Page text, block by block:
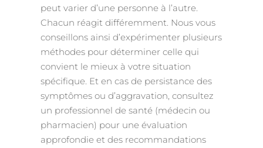
peut varier d’une personne à l’autre.
Chacun réagit différemment. Nous vous
conseillons ainsi d’expérimenter plusieurs
méthodes pour déterminer celle qui
convient le mieux à votre situation
spécifique. Et en cas de persistance des
symptômes ou d’aggravation, consultez
un professionnel de santé (médecin ou
pharmacien) pour une évaluation
approfondie et des recommandations